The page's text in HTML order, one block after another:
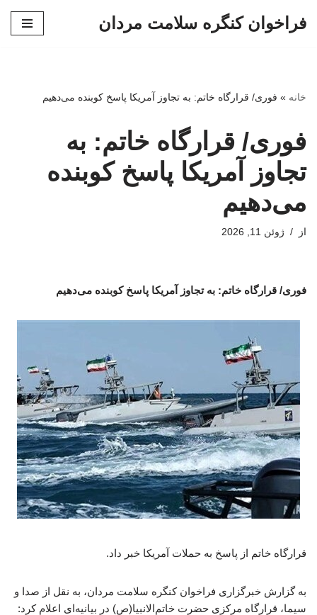
فراخوان کنگره سلامت مردان
خانه » فوری/ قرارگاه خاتم: به تجاوز آمریکا پاسخ کوبنده می‌دهیم
فوری/ قرارگاه خاتم: به
تجاوز آمریکا پاسخ کوبنده
می‌دهیم
از ژوئن 11, 2026
فوری/ قرارگاه خاتم: به تجاوز آمریکا پاسخ کوبنده می‌دهیم
قرارگاه خاتم از پاسخ به حملات آمریکا خبر داد.
به گزارش خبرگزاری فراخوان کنگره سلامت مردان، به نقل از صدا و
سیما، قرارگاه مرکزی حضرت خاتم‌الانبیا(ص) در بیانیه‌ای اعلام کرد: